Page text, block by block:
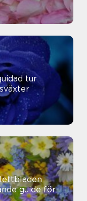
tur
guide för